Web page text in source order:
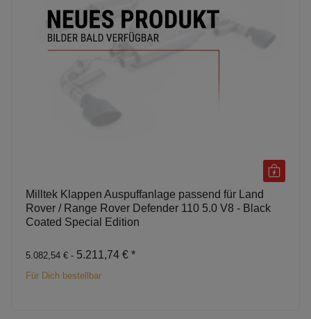
Milltek Klappen Auspuffanlage passend für Land
Rover / Range Rover Defender 110 5.0 V8 - Black
Coated Special Edition
5.082,54 € - 5.211,74 € *
Für Dich bestellbar